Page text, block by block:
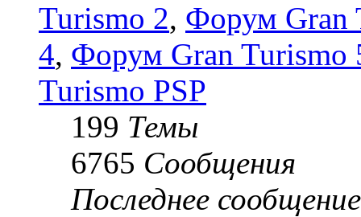
Turismo 2, Форум Gran
4, Форум Gran Turismo
Turismo PSP
199 Темы
6765 Сообщения
Последнее сообщение